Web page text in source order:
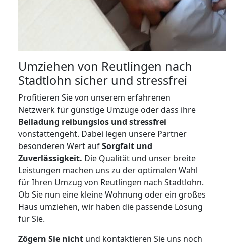
Umziehen von Reutlingen nach
Stadtlohn sicher und stressfrei
Profitieren Sie von unserem erfahrenen
Netzwerk für günstige Umzüge oder dass ihre
Beiladung reibungslos und stressfrei
vonstattengeht. Dabei legen unsere Partner
besonderen Wert aufSorgfalt und
Zuverlässigkeit. Die Qualität und unser breite
Leistungen machen uns zu der optimalen Wahl
für Ihren Umzug von Reutlingen nach Stadtlohn.
Ob Sie nun eine kleine Wohnung oder ein großes
Haus umziehen, wir haben die passende Lösung
für Sie.
Zögern Sie nicht und kontaktieren Sie uns noch